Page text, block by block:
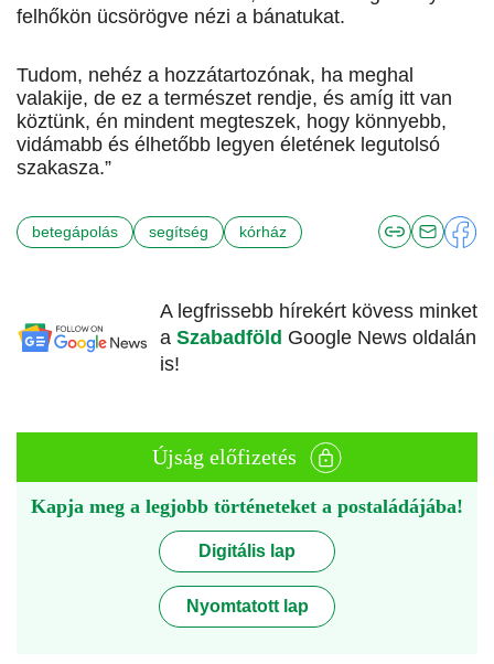
felhőkön ücsörögve nézi a bánatukat.
Tudom, nehéz a hozzátartozónak, ha meghal
valakije, de ez a természet rendje, és amíg itt van
köztünk, én mindent megteszek, hogy könnyebb,
vidámabb és élhetőbb legyen életének legutolsó
szakasza.”
betegápolás segítség kórház
A legfrissebb hírekért kövess minket
a Szabadföld Google News oldalán
is!
Újság előfizetés
Kapja meg a legjobb történeteket a postaládájába!
Digitális lap
Nyomtatott lap